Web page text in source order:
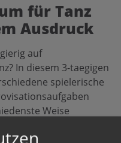
für Tanz
Ausdruck
auf
In diesem 3-taegigen
spielerische
Weise
individuell